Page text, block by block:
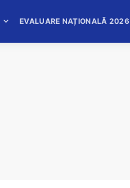
EVALUARE NAȚIONALĂ 2026